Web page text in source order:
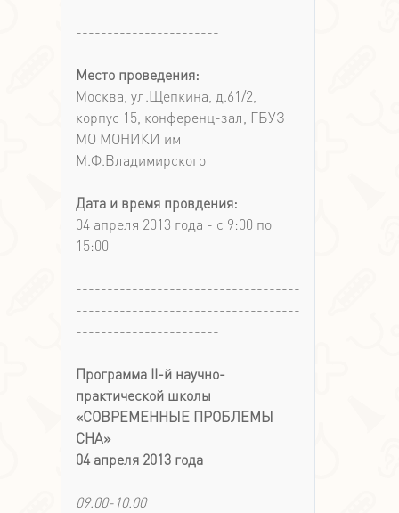
------------------------------------
-----------------------
Место проведения:
Москва, ул.Щепкина, д.61/2,
корпус 15, конференц-зал, ГБУЗ
МО МОНИКИ им
М.Ф.Владимирского
Дата и время провдения:
04 апреля 2013 года - с 9:00 по
15:00
------------------------------------
------------------------------------
-----------------------
Программа II-й научно-
практической школы
«СОВРЕМЕННЫЕ ПРОБЛЕМЫ
СНА»
04 апреля 2013 года
09.00-10.00